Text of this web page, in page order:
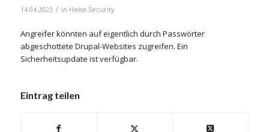
14.04.2023 / in Heise.Security
Angreifer könnten auf eigentlich durch Passwörter
abgeschottete Drupal-Websites zugreifen. Ein
Sicherheitsupdate ist verfügbar.
Eintrag teilen